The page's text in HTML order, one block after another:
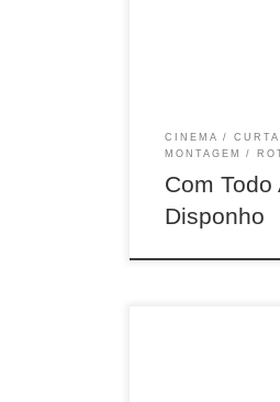
CINEMA
MONTAGEM
Com
Disponho